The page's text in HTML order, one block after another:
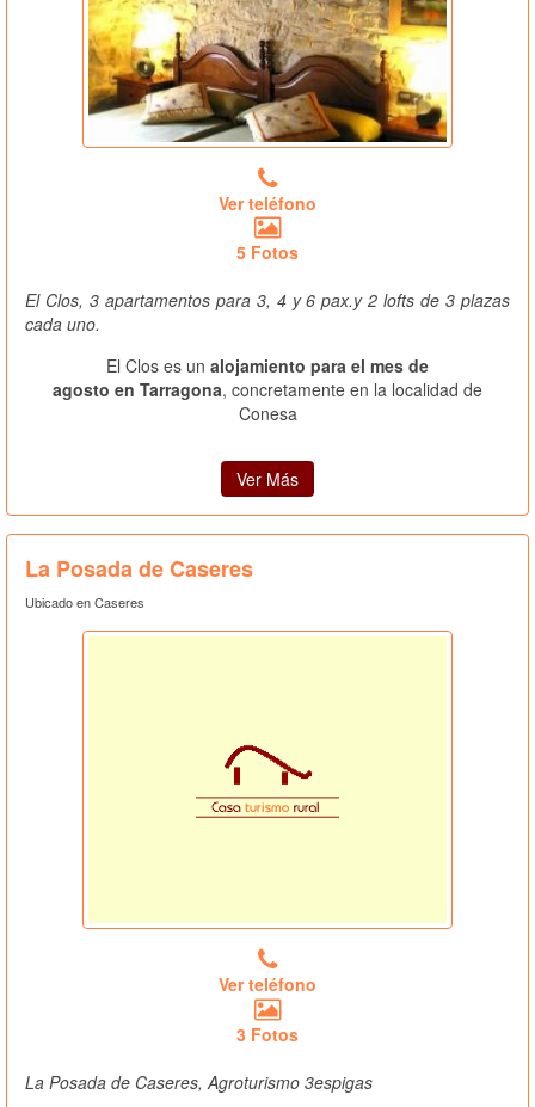
Ver teléfono
5 Fotos
El Clos, 3 apartamentos para 3, 4 y 6 pax.y 2 lofts de 3 plazas
cada uno.
El Clos es un alojamiento para el mes de
agosto en Tarragona, concretamente en la localidad de
Conesa
Ver Más
La Posada de Caseres
Ubicado en Caseres
Ver teléfono
3 Fotos
La Posada de Caseres, Agroturismo 3espigas